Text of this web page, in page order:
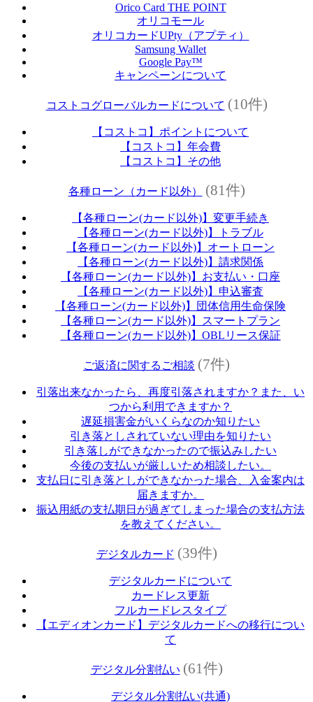
Orico Card THE POINT
オリコモール
オリコカードUPty（アプティ）
Samsung Wallet
Google Pay™
キャンペーンについて
コストコグローバルカードについて (10件)
【コストコ】ポイントについて
【コストコ】年会費
【コストコ】その他
各種ローン（カード以外） (81件)
【各種ローン(カード以外)】変更手続き
【各種ローン(カード以外)】トラブル
【各種ローン(カード以外)】オートローン
【各種ローン(カード以外)】請求関係
【各種ローン(カード以外)】お支払い・口座
【各種ローン(カード以外)】申込審査
【各種ローン(カード以外)】団体信用生命保険
【各種ローン(カード以外)】スマートプラン
【各種ローン(カード以外)】OBLリース保証
ご返済に関するご相談 (7件)
引落出来なかったら、再度引落されますか？また、い
つから利用できますか？
遅延損害金がいくらなのか知りたい
引き落としされていない理由を知りたい
引き落しができなかったので振込みしたい
今後の支払いが厳しいため相談したい。
支払日に引き落としができなかった場合、入金案内は
届きますか。
振込用紙の支払期日が過ぎてしまった場合の支払方法
を教えてください。
デジタルカード (39件)
デジタルカードについて
カードレス更新
フルカードレスタイプ
【エディオンカード】デジタルカードへの移行につい
て
デジタル分割払い (61件)
デジタル分割払い(共通)